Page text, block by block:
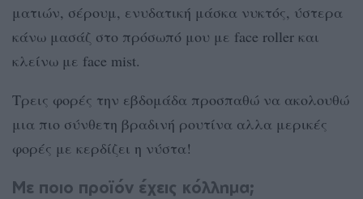
ματιών, σέρουμ, ενυδατική μάσκα νυκτός, ύστερα
κάνω μασάζ στο πρόσωπό μου με face roller και
κλείνω με face mist.
Τρεις φορές την εβδομάδα προσπαθώ να ακολουθώ
μια πιο σύνθετη βραδινή ρουτίνα αλλα μερικές
φορές με κερδίζει η νύστα!
Με ποιο προϊόν έχεις κόλλημα;